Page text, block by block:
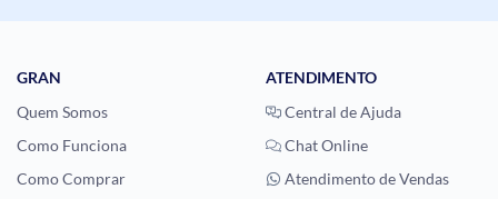
GRAN
Quem Somos
Como Funciona
Como Comprar
ATENDIMENTO
Central de Ajuda
Chat Online
Atendimento de Vendas